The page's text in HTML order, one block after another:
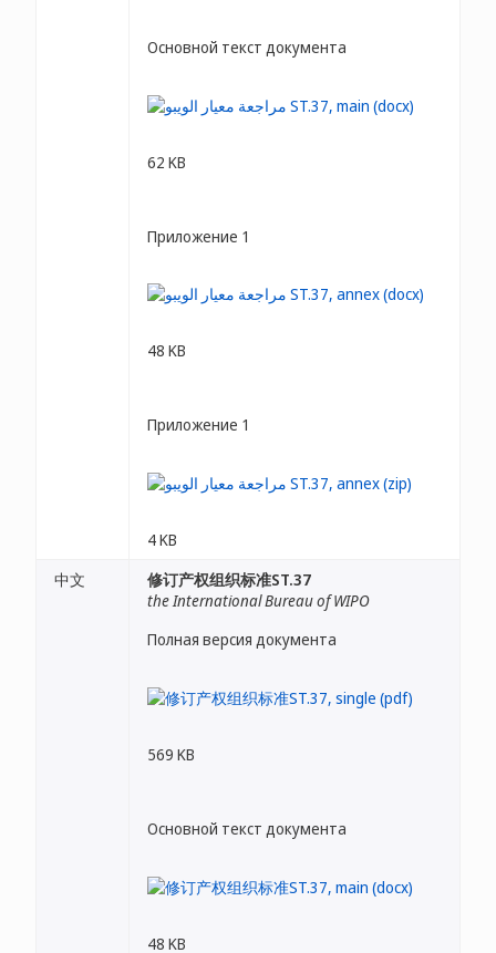
Основной текст документа
62 KB
Приложение 1
48 KB
Приложение 1
4 KB
中文
修订产权组织标准ST.37
the International Bureau of WIPO
Полная версия документа
569 KB
Основной текст документа
48 KB